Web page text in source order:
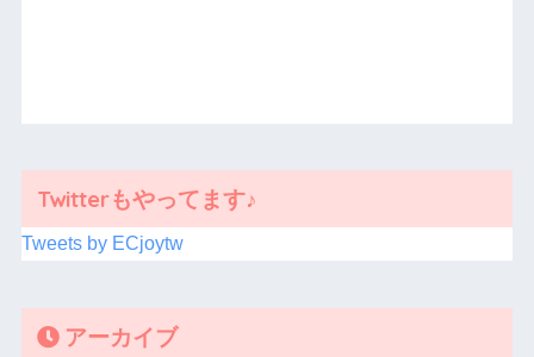
Twitterもやってます♪
Tweets by ECjoytw
アーカイブ